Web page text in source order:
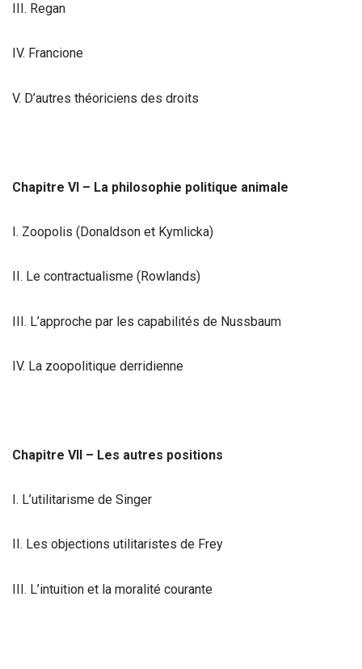
III. Regan
IV. Francione
V. D’autres théoriciens des droits
Chapitre VI – La philosophie politique animale
I. Zoopolis (Donaldson et Kymlicka)
II. Le contractualisme (Rowlands)
III. L’approche par les capabilités de Nussbaum
IV. La zoopolitique derridienne
Chapitre VII – Les autres positions
I. L’utilitarisme de Singer
II. Les objections utilitaristes de Frey
III. L’intuition et la moralité courante